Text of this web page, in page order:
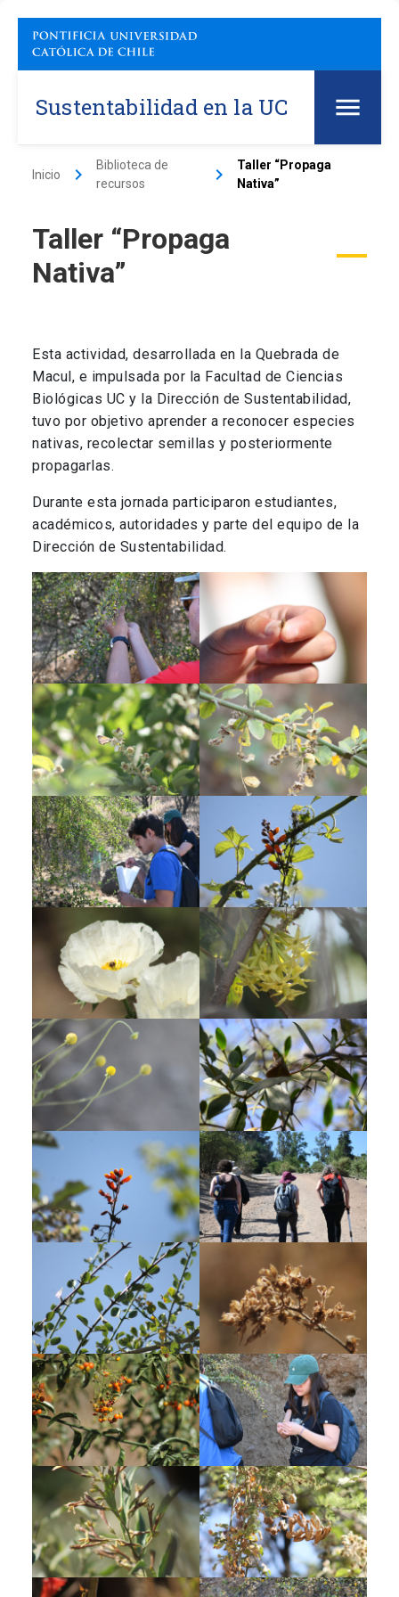
Sustentabilidad en la UC
Inicio keyboard_arrow_right
Biblioteca de
recursos
keyboard_arrow_right
Taller “Propaga
Nativa”
Taller “Propaga
Nativa”
Esta actividad, desarrollada en la Quebrada de
Macul, e impulsada por la Facultad de Ciencias
Biológicas UC y la Dirección de Sustentabilidad,
tuvo por objetivo aprender a reconocer especies
nativas, recolectar semillas y posteriormente
propagarlas.
Durante esta jornada participaron estudiantes,
académicos, autoridades y parte del equipo de la
Dirección de Sustentabilidad.